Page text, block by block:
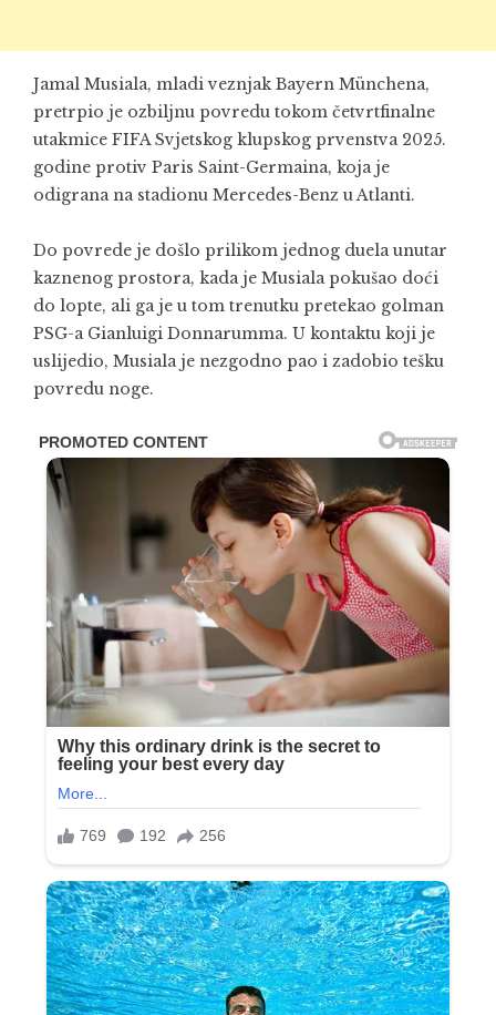
Jamal Musiala, mladi veznjak Bayern Münchena,
pretrpio je ozbiljnu povredu tokom četvrtfinalne
utakmice FIFA Svjetskog klupskog prvenstva 2025.
godine protiv Paris Saint-Germaina, koja je
odigrana na stadionu Mercedes-Benz u Atlanti.
Do povrede je došlo prilikom jednog duela unutar
kaznenog prostora, kada je Musiala pokušao doći
do lopte, ali ga je u tom trenutku pretekao golman
PSG-a Gianluigi Donnarumma. U kontaktu koji je
uslijedio, Musiala je nezgodno pao i zadobio tešku
povredu noge.